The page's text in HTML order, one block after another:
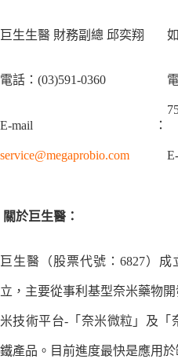
巨生生醫 財務副總 邱奕翔
電話：(03)591-0360
E-mail：
service@megaprobio.com
關於巨生醫：
巨生醫（股票代號：6827）
立，主要從事利基型奈米藥物
米技術平台-「奈米微粒」及「
鐵產品。目前進度最快是應用